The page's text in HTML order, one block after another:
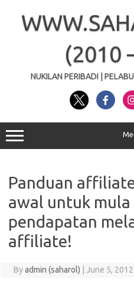
content
(2010
NUKILAN PERIBADI |
Panduan
awal untuk mula
pendapatan
affiliate!
Byadmin (saharol) June 5, 2012